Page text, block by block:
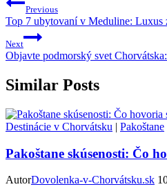
Previous
Top 7 ubytovaní v Meduline: Luxus
Next
Objavte podmorský svet
Similar Posts
Destinácie v Chorvátsku | Pakoštane
Pakoštane skúsenosti: Čo
AutorDovolenka-v-Chorvátsku.sk